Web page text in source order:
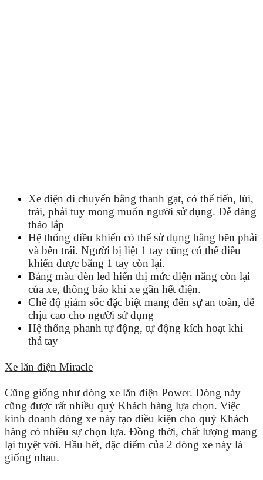
Xe điện di chuyển bằng thanh gạt, có thể tiến, lùi,
trái, phải tuy mong muốn người sử dụng. Dễ dàng
tháo lắp
Hệ thống điều khiển có thể sử dụng bằng bên phải
và bên trái. Người bị liệt 1 tay cũng có thể điều
khiển được bằng 1 tay còn lại.
Bảng màu đèn led hiển thị mức điện năng còn lại
của xe, thông báo khi xe gần hết điện.
Chế độ giảm sốc đặc biệt mang đến sự an toàn, dễ
chịu cao cho người sử dụng
Hệ thống phanh tự động, tự động kích hoạt khi
thả tay
Xe lăn điện Miracle
Cũng giống như dòng xe lăn điện Power. Dòng này
cũng được rất nhiều quý Khách hàng lựa chọn. Việc
kinh doanh dòng xe này tạo điều kiện cho quý Khách
hàng có nhiều sự chọn lựa. Đồng thời, chất lượng mang
lại tuyệt vời. Hầu hết, đặc điểm của 2 dòng xe này là
giống nhau.